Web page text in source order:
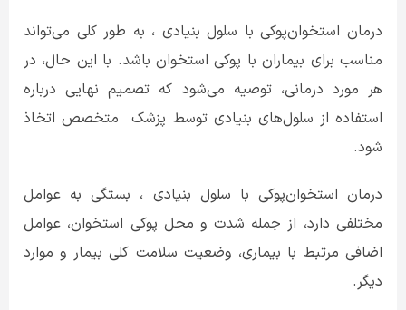
درمان استخوان‌پوکی با سلول بنیادی ، به طور کلی می‌تواند
مناسب برای بیماران با پوکی استخوان باشد. با این حال، در
هر مورد درمانی، توصیه می‌شود که تصمیم نهایی درباره
استفاده از سلول‌های بنیادی توسط پزشک متخصص اتخاذ
شود.
درمان استخوان‌پوکی با سلول بنیادی ، بستگی به عوامل
مختلفی دارد، از جمله شدت و محل پوکی استخوان، عوامل
اضافی مرتبط با بیماری، وضعیت سلامت کلی بیمار و موارد
دیگر.